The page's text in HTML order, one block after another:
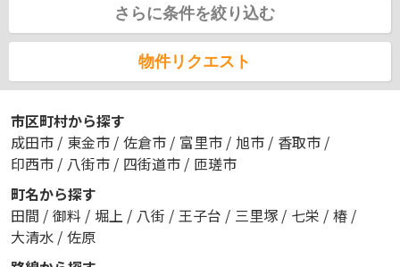
さらに条件を絞り込む
物件リクエスト
市区町村から探す
成田市 / 東金市 / 佐倉市 / 富里市 / 旭市 / 香取市 /
印西市 / 八街市 / 四街道市 / 匝瑳市
町名から探す
田間 / 御料 / 堀上 / 八街 / 王子台 / 三里塚 / 七栄 / 椿 /
大清水 / 佐原